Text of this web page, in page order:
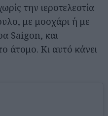
την ιεροτελεστία
με μοσχάρι ή με
Saigon, και
άτομο. Κι αυτό κάνει